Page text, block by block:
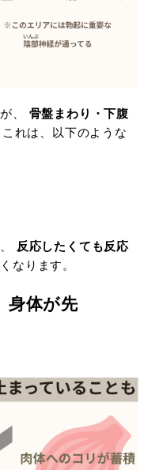
、 骨盤まわり・下腹
れは、以下のような
反応したくても反応
なります。
身体が先